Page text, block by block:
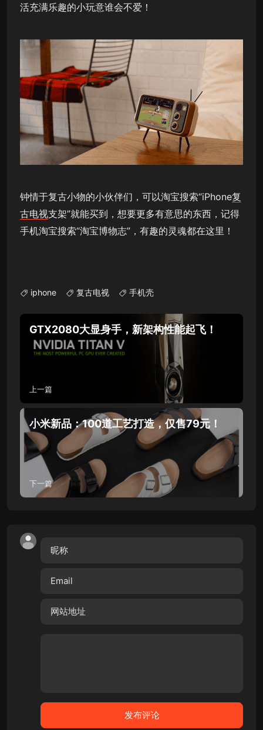
活充满乐趣的小玩意谁会不爱！
钟情于复古小物的小伙伴们，可以淘宝搜索“iPhone复
古电视支架”就能买到，想要更多有意思的东西，记得
手机淘宝搜索“淘宝博物志”，有趣的灵魂都在这里！
iphone 复古电视 手机壳
GTX2080大显身手，新架构性能起飞！
上一篇
小米新品：100道工艺打造，仅售79元！
下一篇